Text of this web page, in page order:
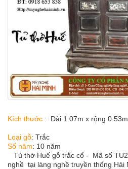
Kích thước : Dài 1.07m x rộng
Loại gỗ: Trắc
Số năm: 10 năm
Tủ thờ Huế gỗ trắc cổ - Mã số
nghề tại làng nghề truyền thống Hải